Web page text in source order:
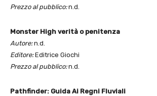
Prezzo al pubblico:n.d.
Monster High verità o penitenza
Autore:n.d.
Editore:Editrice Giochi
Prezzo al pubblico:n.d.
Pathfinder: Guida Ai Regni Fluviali